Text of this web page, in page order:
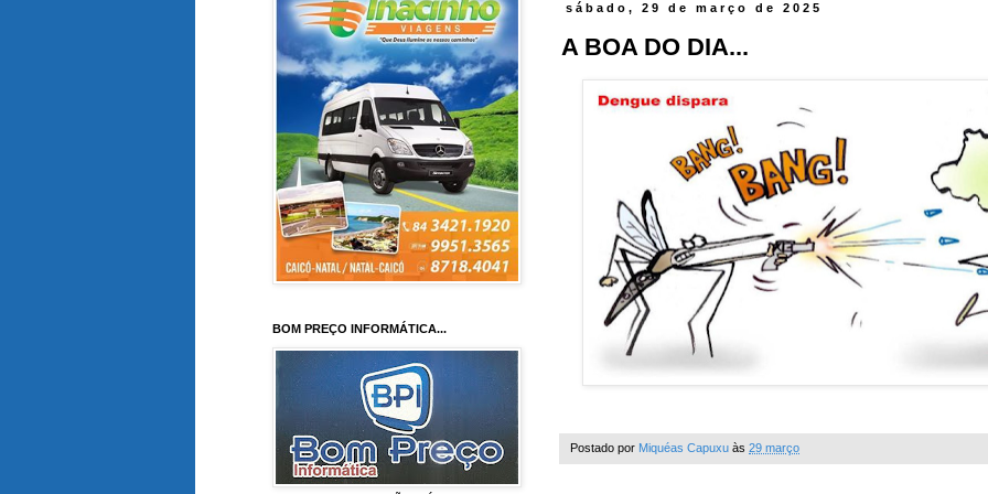
sábado, 29 de março de 2025
A BOA DO DIA...
Postado por Miquéas Capuxu às 29 março
BOM PREÇO INFORMÁTICA...